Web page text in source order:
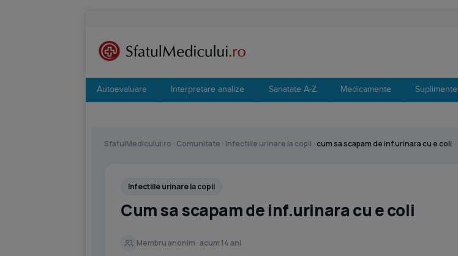
Autoevaluare Interpretare analize Sanatate A-Z Medicamente Suplimente
SfatulMedicului.ro Comunitate Infectiile urinare la copii cum sa scapam de inf.urinara cu e coli
Infectiile urinare la copii
Cum sa scapam de inf.urinara cu e coli
Membru anonim · acum 14 ani